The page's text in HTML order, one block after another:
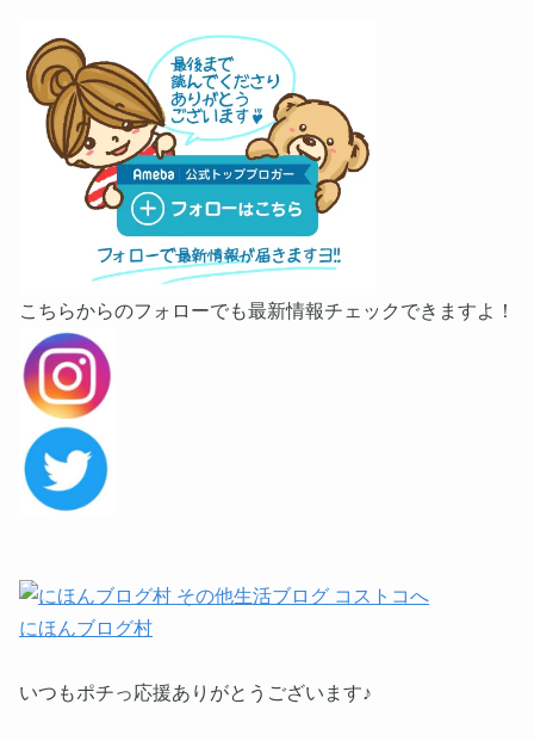
こちらからのフォローでも最新情報チェックできますよ！
にほんブログ村
いつもポチっ応援ありがとうございます♪